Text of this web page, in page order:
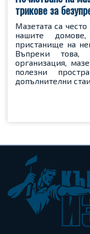
трикове за
Мазетата са
нашите
пристанище на
Въпреки това,
организация,
полезни
допълнителни
Разделяне
публикациите
на
страници